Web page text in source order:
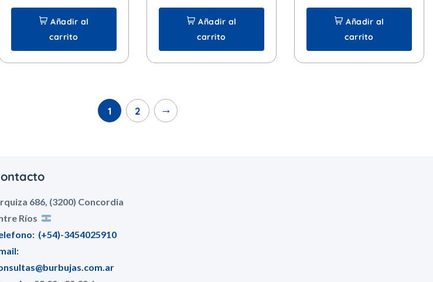
Añadir al
carrito
Añadir al
carrito
Añadir al
carrito
1 2 →
686, (3200) Concordia
Ríos
(+54)-3454025910